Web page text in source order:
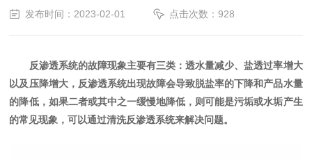
发布时间：2023-02-01 点击次数：928
反渗透系统的故障现象主要有三类：透水量减少、盐透过率增大
以及压降增大，反渗透系统出现故障会导致脱盐率的下降和产品水量
的降低，如果二者或其中之一缓慢地降低，则可能是污垢或水垢产生
的常见现象，可以通过清洗反渗透系统来解决问题。